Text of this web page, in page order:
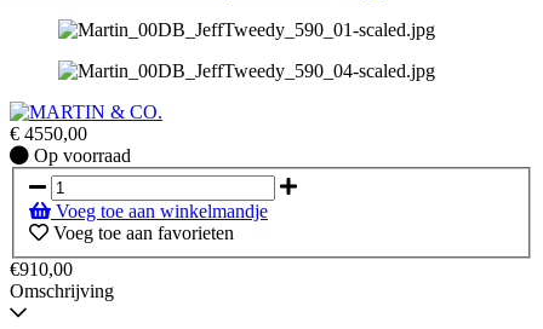
€ 4550,00
Op
voorraad
Op voorraad
Voeg toe aan winkelmandje
Voeg toe aan favorieten
€910,00
Omschrijving